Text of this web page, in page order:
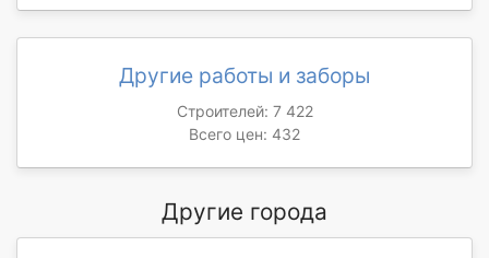
Другие работы и заборы
Строителей: 7 422
Всего цен: 432
Другие города